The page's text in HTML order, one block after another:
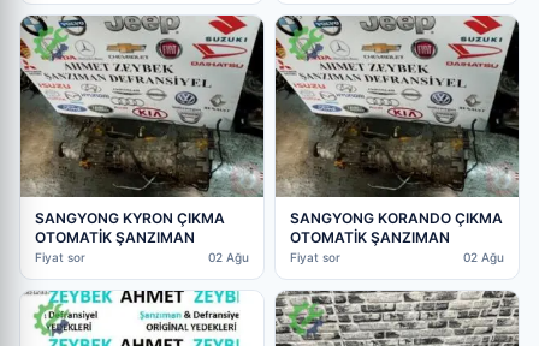
SANGYONG KYRON ÇIKMA
OTOMATİK ŞANZIMAN
Fiyat sor 02 Ağu
SANGYONG KORANDO ÇIKMA
OTOMATİK ŞANZIMAN
Fiyat sor 02 Ağu